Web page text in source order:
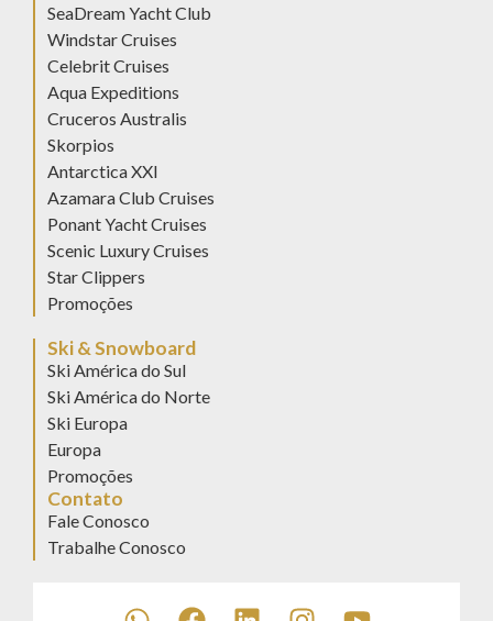
SeaDream Yacht Club
Windstar Cruises
Celebrit Cruises
Aqua Expeditions
Cruceros Australis
Skorpios
Antarctica XXI
Azamara Club Cruises
Ponant Yacht Cruises
Scenic Luxury Cruises
Star Clippers
Promoções
Ski & Snowboard
Ski América do Sul
Ski América do Norte
Ski Europa
Europa
Promoções
Contato
Fale Conosco
Trabalhe Conosco